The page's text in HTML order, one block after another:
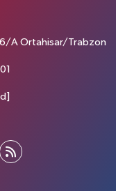
A Ortahisar/Trabzon